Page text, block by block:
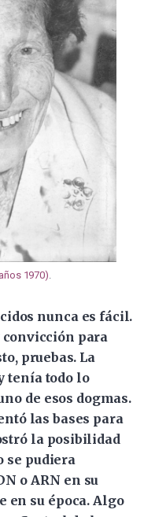
1970)
nunca es fácil.
convicción para
pruebas. La
tenía todo lo
de esos dogmas.
las bases para
la posibilidad
se pudiera
o ARN en su
en su época. Algo